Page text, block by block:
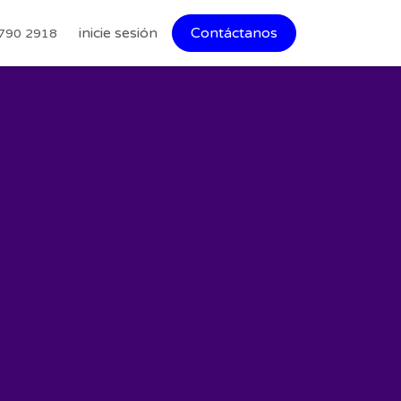
2918 inicie sesión Contáctanos